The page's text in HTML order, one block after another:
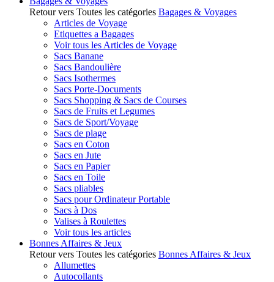
Retour vers Toutes les catégories Bagages & Voyages
Articles de Voyage
Etiquettes a Bagages
Voir tous les Articles de Voyage
Sacs Banane
Sacs Bandoulière
Sacs Isothermes
Sacs Porte-Documents
Sacs Shopping & Sacs de Courses
Sacs de Fruits et Legumes
Sacs de Sport/Voyage
Sacs de plage
Sacs en Coton
Sacs en Jute
Sacs en Papier
Sacs en Toile
Sacs pliables
Sacs pour Ordinateur Portable
Sacs à Dos
Valises à Roulettes
Voir tous les articles
Bonnes Affaires & Jeux
Retour vers Toutes les catégories Bonnes Affaires & Jeux
Allumettes
Autocollants